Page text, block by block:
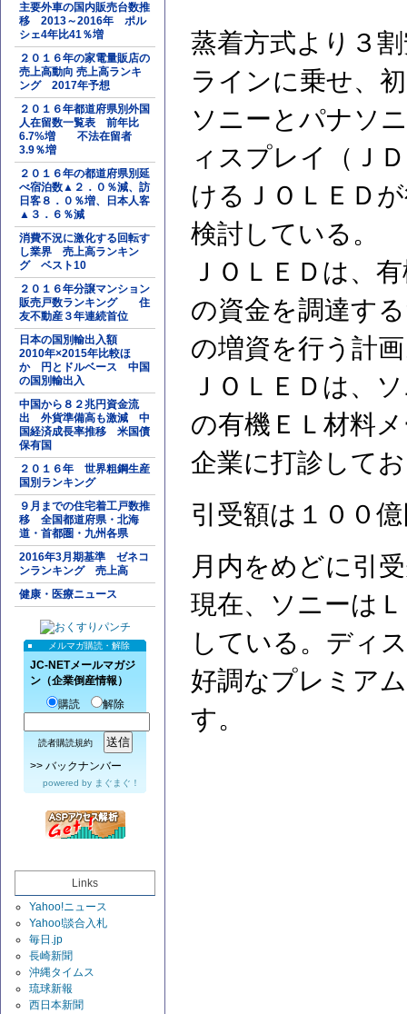
主要外車の国内販売台数推
移 2013～2016年 ポル
シェ4年比41％増
２０１６年の家電量販店の
売上高動向 売上高ランキ
ング 2017年予想
２０１６年都道府県別外国
人在留数一覧表 前年比
6.7%増 不法在留者
3.9％増
２０１６年の都道府県別延
べ宿泊数▲２．０％減、訪
日客８．０％増、日本人客
▲３．６％減
消費不況に激化する回転す
し業界 売上高ランキン
グ ベスト10
２０１６年分譲マンション
販売戸数ランキング 住
友不動産３年連続首位
日本の国別輸出入額
2010年×2015年比較ほ
か 円とドルベース 中国
の国別輸出入
中国から８２兆円資金流
出 外貨準備高も激減 中
国経済成長率推移 米国債
保有国
２０１６年 世界粗鋼生産
国別ランキング
９月までの住宅着工戸数推
移 全国都道府県・北海
道・首都圏・九州各県
2016年3月期基準 ゼネコ
ンランキング 売上高
健康・医療ニュース
メルマガ購読・解除
JC-NETメールマガジ
ン（企業倒産情報）
購読
解除
読者購読規約
>> バックナンバー
powered by まぐまぐ！
Links
Yahoo!ニュース
Yahoo!談合入札
毎日.jp
長崎新聞
沖縄タイムス
琉球新報
西日本新聞
蒸着方式より３
ラインに乗せ、
ソニーとパナソ
ィスプレイ（Ｊ
けるＪＯＬＥＤ
検討している。
ＪＯＬＥＤは、
の資金を調達す
の増資を行う計
ＪＯＬＥＤは、
の有機ＥＬ材料
企業に打診して
引受額は１００
月内をめどに引
現在、ソニーは
している。ディ
好調なプレミア
す。